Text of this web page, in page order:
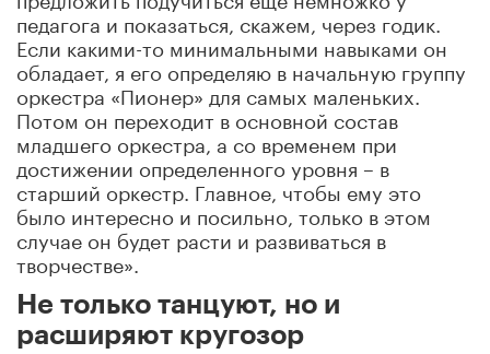
педагога и показаться, скажем, через годик.
Если какими-то минимальными навыками он
обладает, я его определяю в начальную группу
оркестра «Пионер» для самых маленьких.
Потом он переходит в основной состав
младшего оркестра, а со временем при
достижении определенного уровня – в
старший оркестр. Главное, чтобы ему это
было интересно и посильно, только в этом
случае он будет расти и развиваться в
творчестве».
Не только танцуют, но и
расширяют кругозор